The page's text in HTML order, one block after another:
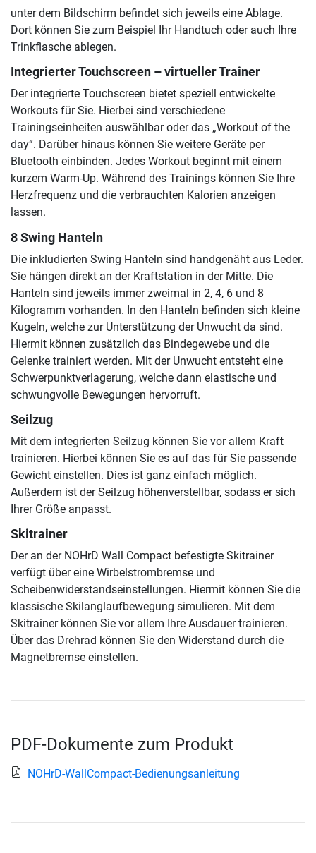
unter dem Bildschirm befindet sich jeweils eine Ablage.
Dort können Sie zum Beispiel Ihr Handtuch oder auch Ihre
Trinkflasche ablegen.
Integrierter Touchscreen – virtueller Trainer
Der integrierte Touchscreen bietet speziell entwickelte
Workouts für Sie. Hierbei sind verschiedene
Trainingseinheiten auswählbar oder das „Workout of the
day“. Darüber hinaus können Sie weitere Geräte per
Bluetooth einbinden. Jedes Workout beginnt mit einem
kurzem Warm-Up. Während des Trainings können Sie Ihre
Herzfrequenz und die verbrauchten Kalorien anzeigen
lassen.
8 Swing Hanteln
Die inkludierten Swing Hanteln sind handgenäht aus Leder.
Sie hängen direkt an der Kraftstation in der Mitte. Die
Hanteln sind jeweils immer zweimal in 2, 4, 6 und 8
Kilogramm vorhanden. In den Hanteln befinden sich kleine
Kugeln, welche zur Unterstützung der Unwucht da sind.
Hiermit können zusätzlich das Bindegewebe und die
Gelenke trainiert werden. Mit der Unwucht entsteht eine
Schwerpunktverlagerung, welche dann elastische und
schwungvolle Bewegungen hervorruft.
Seilzug
Mit dem integrierten Seilzug können Sie vor allem Kraft
trainieren. Hierbei können Sie es auf das für Sie passende
Gewicht einstellen. Dies ist ganz einfach möglich.
Außerdem ist der Seilzug höhenverstellbar, sodass er sich
Ihrer Größe anpasst.
Skitrainer
Der an der NOHrD Wall Compact befestigte Skitrainer
verfügt über eine Wirbelstrombremse und
Scheibenwiderstandseinstellungen. Hiermit können Sie die
klassische Skilanglaufbewegung simulieren. Mit dem
Skitrainer können Sie vor allem Ihre Ausdauer trainieren.
Über das Drehrad können Sie den Widerstand durch die
Magnetbremse einstellen.
PDF-Dokumente zum Produkt
NOHrD-WallCompact-Bedienungsanleitung